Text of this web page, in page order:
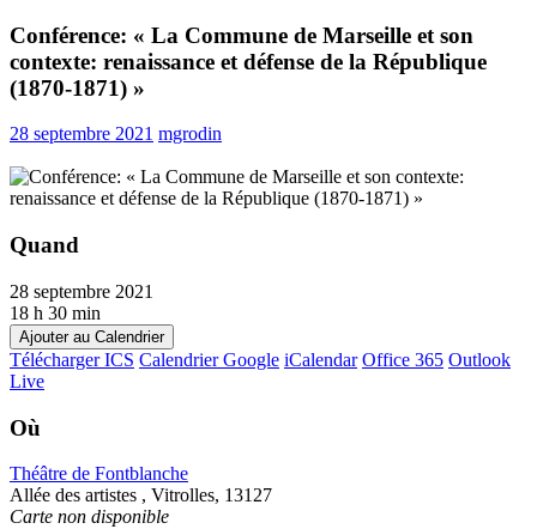
Conférence: « La Commune de Marseille et son
contexte: renaissance et défense de la République
(1870-1871) »
28 septembre 2021 mgrodin
Quand
28 septembre 2021
18 h 30 min
Ajouter au Calendrier
Télécharger ICS Calendrier Google iCalendar Office 365 Outlook
Live
Où
Théâtre de Fontblanche
Allée des artistes , Vitrolles, 13127
Carte non disponible